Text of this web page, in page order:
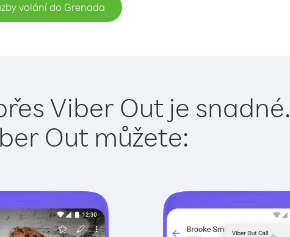
volání do Grenada
Viber Out je snadné.
Out můžete: